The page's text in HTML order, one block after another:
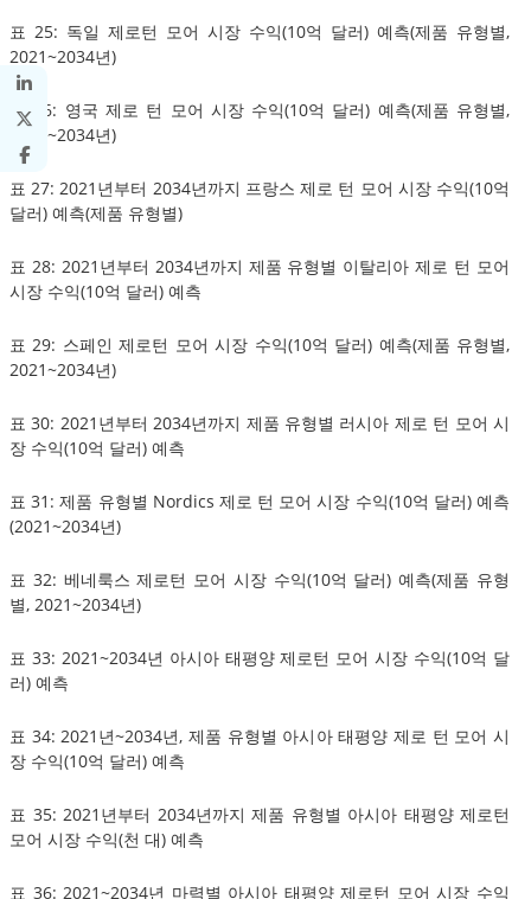
표 25: 독일 제로턴 모어 시장 수익(10억 달러) 예측(제품 유형별,
2021~2034년)
표 26: 영국 제로 턴 모어 시장 수익(10억 달러) 예측(제품 유형별,
2021~2034년)
표 27: 2021년부터 2034년까지 프랑스 제로 턴 모어 시장 수익(10억
달러) 예측(제품 유형별)
표 28: 2021년부터 2034년까지 제품 유형별 이탈리아 제로 턴 모어
시장 수익(10억 달러) 예측
표 29: 스페인 제로턴 모어 시장 수익(10억 달러) 예측(제품 유형별,
2021~2034년)
표 30: 2021년부터 2034년까지 제품 유형별 러시아 제로 턴 모어 시
장 수익(10억 달러) 예측
표 31: 제품 유형별 Nordics 제로 턴 모어 시장 수익(10억 달러) 예측
(2021~2034년)
표 32: 베네룩스 제로턴 모어 시장 수익(10억 달러) 예측(제품 유형
별, 2021~2034년)
표 33: 2021~2034년 아시아 태평양 제로턴 모어 시장 수익(10억 달
러) 예측
표 34: 2021년~2034년, 제품 유형별 아시아 태평양 제로 턴 모어 시
장 수익(10억 달러) 예측
표 35: 2021년부터 2034년까지 제품 유형별 아시아 태평양 제로턴
모어 시장 수익(천 대) 예측
표 36: 2021~2034년 마력별 아시아 태평양 제로턴 모어 시장 수익